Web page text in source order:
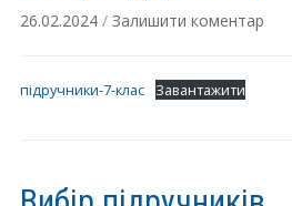
26.02.2024 / Залишити коментар
підручники-7-клас Завантажити